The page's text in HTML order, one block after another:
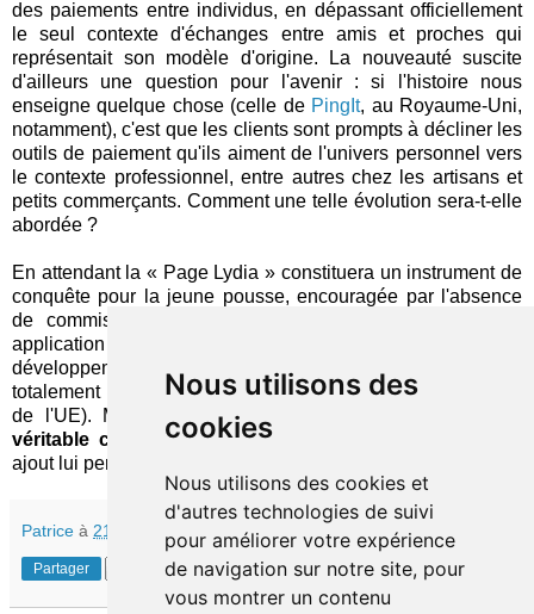
Nous utilisons des
cookies
Nous utilisons des cookies et
d'autres technologies de suivi
pour améliorer votre expérience
de navigation sur notre site, pour
vous montrer un contenu
des paiements entre individus, en dépassant officiellement
le seul contexte d'échanges entre amis et proches qui
représentait son modèle d'origine. La nouveauté suscite
d'ailleurs une question pour l'avenir : si l'histoire nous
enseigne quelque chose (celle de PingIt, au Royaume-Uni,
notamment), c'est que les clients sont prompts à décliner les
outils de paiement qu'ils aiment de l'univers personnel vers
le contexte professionnel, entre autres chez les artisans et
petits commerçants. Comment une telle évolution sera-t-elle
abordée ?
En attendant la « Page Lydia » constituera un instrument de
conquête pour la jeune pousse, encouragée par l'absence
de commission pour ceux qui y accèdent depuis son
application (contre 2,5% pour les autres), et promeut son
développement hors de l'hexagone, son approche étant
totalement agnostique des frontières (au moins à l'intérieur
de l'UE). Mais il faut surtout noter que Lydia est
véritable concurrencesur son marché et que ce nouvel
ajout lui permet d'accentuer encore son avance.
Patrice à 21:30
Partager